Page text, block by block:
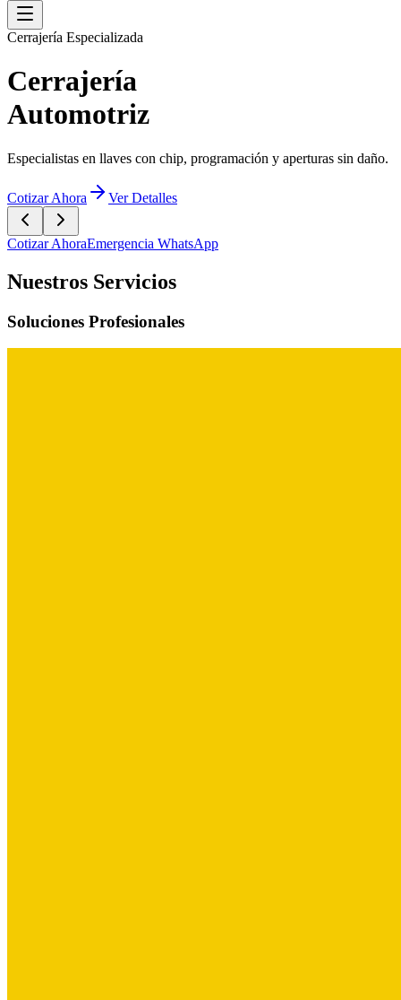
Cotizar AhoraEmergencia WhatsApp
Nuestros Servicios
Soluciones Profesionales